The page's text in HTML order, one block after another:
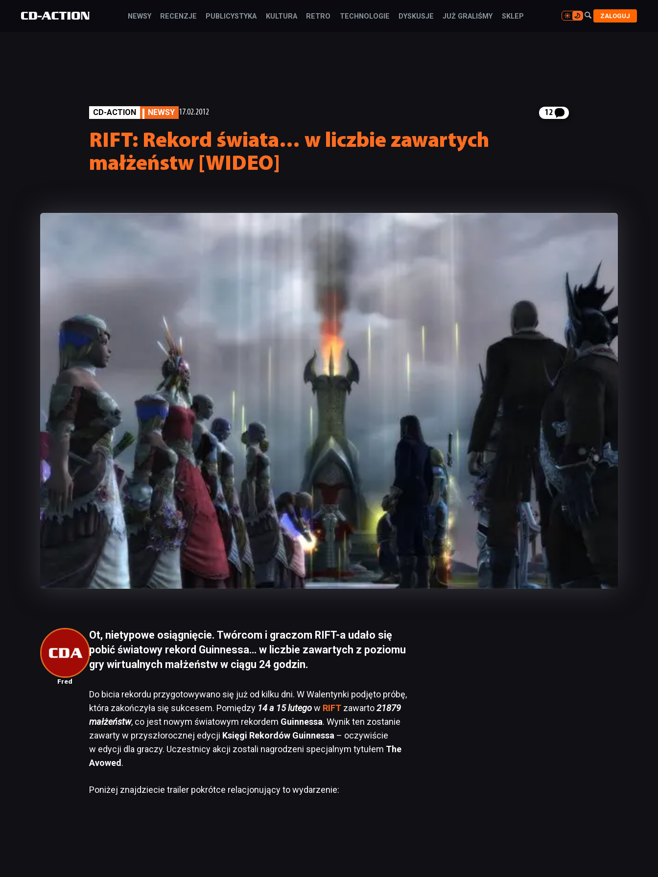
NEWSY RECENZJE PUBLICYSTYKA KULTURA RETRO TECHNOLOGIE DYSKUSJE JUŻ GRALIŚMY SKLEP 
 ZALOGUJ
CD-ACTION NEWSY 17.02.2012 12
RIFT: Rekord świata… w liczbie zawartych
małżeństw [WIDEO]
Fred
Ot, nietypowe osiągnięcie. Twórcom i graczom RIFT-a udało się
pobić światowy rekord Guinnessa… w liczbie zawartych z poziomu
gry wirtualnych małżeństw w ciągu 24 godzin.
Do bicia rekordu przygotowywano się już od kilku dni. W Walentynki podjęto próbę,
która zakończyła się sukcesem. Pomiędzy 14 a 15 lutegow RIFT zawarto21879
małżeństw, co jest nowym światowym rekordem Guinnessa. Wynik ten zostanie
zawarty w przyszłorocznej edycji Księgi Rekordów Guinnessa – oczywiście
w edycji dla graczy. Uczestnicy akcji zostali nagrodzeni specjalnym tytułem The
Avowed.
Poniżej znajdziecie trailer pokrótce relacjonujący to wydarzenie: